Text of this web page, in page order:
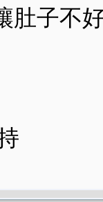
肚子不